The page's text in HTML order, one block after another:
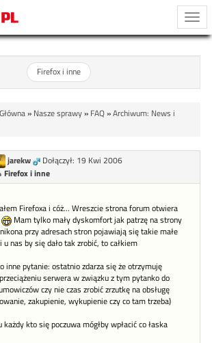
Firefox i inne
» Nasze sprawy» FAQ»Archiwum: News i
jarekw
Dołączył: 19 Kwi 2006
Firefox i inne
Firefoxa i cóż... Wreszcie strona forum otwiera
Mam tylko mały dyskomfort jak patrzę na strony
przy adresach stron pojawiają się takie małe
nas by się dało tak zrobić, to całkiem
inne pytanie: ostatnio zdarza się że otrzymuję
serwera w związku z tym pytanko do
czy nie czas zrobić zrzutkę na obsługę
zakupienie, wykupienie czy co tam trzeba)
kto się poczuwa mógłby wpłacić co łaska